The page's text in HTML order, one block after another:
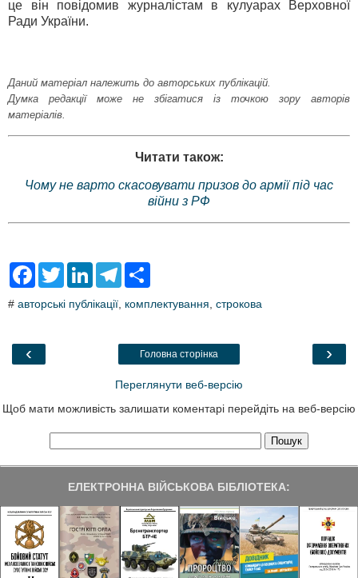
це він повідомив журналістам в кулуарах Верховної
Ради України.
Даний матеріал належить до авторських публікацій.
Думка редакції може не збігатися із точкою зору авторів
матеріалів.
Читати також:
Чому не варто скасовувати призов до армії під час
війни з РФ
F
e
o
T
t
L
k
T
e
a
r
# авторські публікації комплектування строкова
‹ ›
Головна сторінка
Переглянути веб-версію
Щоб мати можливість залишати коментарі перейдіть на веб-версію
ЕЛЕКТРОННА ВІЙСЬКОВА БІБЛІОТЕКА: